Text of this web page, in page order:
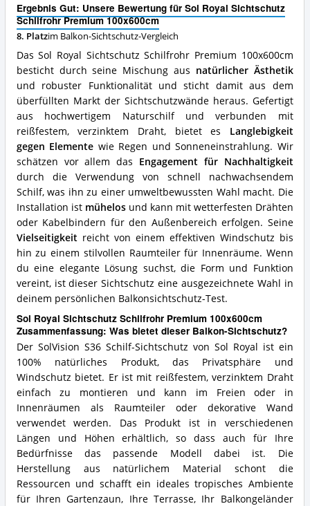
Ergebnis Gut: Unsere Bewertung für Sol Royal Sichtschutz
Schilfrohr Premium 100x600cm
8. Platzim Balkon-Sichtschutz-Vergleich
Das Sol Royal Sichtschutz Schilfrohr Premium 100x600cm
besticht durch seine Mischung aus natürlicher Ästhetik
und robuster Funktionalität und sticht damit aus dem
überfüllten Markt der Sichtschutzwände heraus. Gefertigt
aus hochwertigem Naturschilf und verbunden mit
reißfestem, verzinktem Draht, bietet es Langlebigkeit
gegen Elemente wie Regen und Sonneneinstrahlung. Wir
schätzen vor allem das Engagement für Nachhaltigkeit
durch die Verwendung von schnell nachwachsendem
Schilf, was ihn zu einer umweltbewussten Wahl macht. Die
Installation ist mühelosund kann mit wetterfesten Drähten
oder Kabelbindern für den Außenbereich erfolgen. Seine
Vielseitigkeitreicht von einem effektiven Windschutz bis
hin zu einem stilvollen Raumteiler für Innenräume. Wenn
du eine elegante Lösung suchst, die Form und Funktion
vereint, ist dieser Sichtschutz eine ausgezeichnete Wahl in
deinem persönlichen Balkonsichtschutz-Test.
Sol Royal Sichtschutz Schilfrohr Premium 100x600cm
Zusammenfassung: Was bietet dieser Balkon-Sichtschutz?
Der SolVision S36 Schilf-Sichtschutz von Sol Royal ist ein
100% natürliches Produkt, das Privatsphäre und
Windschutz bietet. Er ist mit reißfestem, verzinktem Draht
einfach zu montieren und kann im Freien oder in
Innenräumen als Raumteiler oder dekorative Wand
verwendet werden. Das Produkt ist in verschiedenen
Längen und Höhen erhältlich, so dass auch für Ihre
Bedürfnisse das passende Modell dabei ist. Die
Herstellung aus natürlichem Material schont die
Ressourcen und schafft ein ideales tropisches Ambiente
für Ihren Gartenzaun, Ihre Terrasse, Ihr Balkongeländer
Premium
100x600cm
Vorteile:
Was
spricht
für
diesen
Balkon-
Sichtschutz?